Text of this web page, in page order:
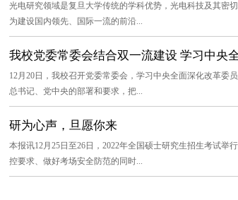
光电研究领域是复旦大学传统的学科优势，光电科技及其密
为建设国内领先、国际一流的前沿...
我校党委常委会结合双一流建设 学习中央
12月20日，我校召开党委常委会，学习中央全面深化改革委
总书记、党中央的部署和要求，把...
研为心声，旦愿你来
本报讯12月25日至26日，2022年全国硕士研究生招生考试
控要求、做好考场安全防范的同时...